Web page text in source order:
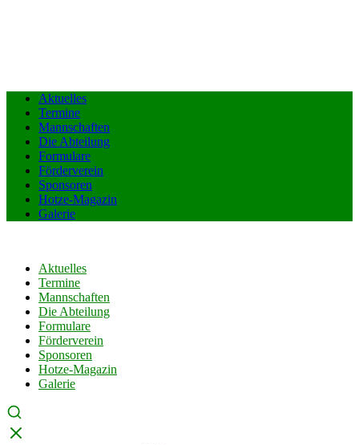
Aktuelles
Termine
Mannschaften
Die Abteilung
Formulare
Förderverein
Sponsoren
Hotze-Magazin
Galerie
Aktuelles
Termine
Mannschaften
Die Abteilung
Formulare
Förderverein
Sponsoren
Hotze-Magazin
Galerie